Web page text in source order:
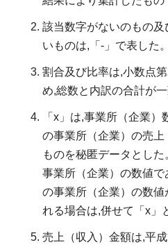
該当数字がないのもの
いものは,「-」で表した。
割合及び比率は,小数点
め,総数と内訳の合計が
「x」は,事業所（企業
の事業所（企業）の売
ものを秘匿データとし
事業所（企業）の数値
の事業所（企業）の数
れる場合は,併せて「x」
売上（収入）金額は,平